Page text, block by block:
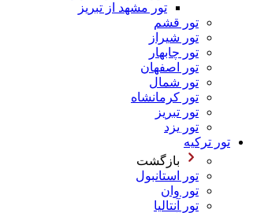
تور مشهد از تبریز
تور قشم
تور شیراز
تور چابهار
تور اصفهان
تور شمال
تور کرمانشاه
تور تبریز
تور یزد
تور ترکیه
بازگشت
تور استانبول
تور وان
تور آنتالیا